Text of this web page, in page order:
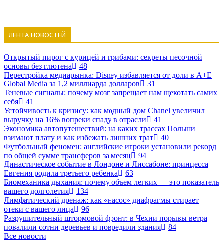
ЛЕНТА НОВОСТЕЙ
Открытый пирог с курицей и грибами: секреты песочной
основы без глютена
48
Перестройка медиарынка: Disney избавляется от доли в A+E
Global Media за 1,2 миллиарда долларов
31
Теневые сигналы: почему мозг запрещает нам щекотать самих
себя
41
Устойчивость к кризису: как модный дом Chanel увеличил
выручку на 16% вопреки спаду в отрасли
41
Экономика автопутешествий: на каких трассах Польши
взимают плату и как избежать лишних трат
40
Футбольный феномен: английские игроки установили рекорд
по общей сумме трансферов за месяц
94
Династическое событие в Лондоне и Лиссабоне: принцесса
Евгения родила третьего ребенка
63
Биомеханика дыхания: почему объем легких — это показатель
вашего долголетия
134
Лимфатический дренаж: как «насос» диафрагмы стирает
отеки с вашего лица
96
Разрушительный штормовой фронт: в Чехии порывы ветра
повалили сотни деревьев и повредили здания
84
Все новости